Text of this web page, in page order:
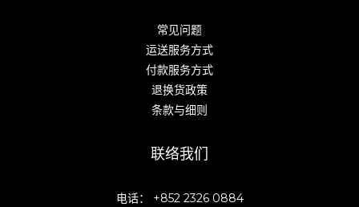
常见问题
运送服务方式
付款服务方式
退换货政策
条款与细则
联络我们
电话： +852 2326 0884